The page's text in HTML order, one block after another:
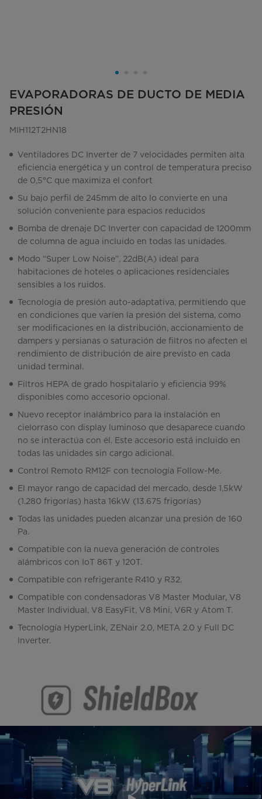
EVAPORADORAS DE DUCTO DE MEDIA
PRESIÓN
MIH112T2HN18
Ventiladores DC Inverter de 7 velocidades permiten alta
eficiencia energética y un control de temperatura preciso
de 0,5°C que maximiza el confort
Su bajo perfil de 245mm de alto lo convierte en una
solución conveniente para espacios reducidos
Bomba de drenaje DC Inverter con capacidad de 1200mm
de columna de agua incluido en todas las unidades.
Modo “Super Low Noise”, 22dB(A) ideal para
habitaciones de hoteles o aplicaciones residenciales
sensibles a los ruidos.
Tecnología de presión auto-adaptativa, permitiendo que
en condiciones que varíen la presión del sistema, como
ser modificaciones en la distribución, accionamiento de
dampers y persianas o saturación de filtros no afecten el
rendimiento de distribución de aire previsto en cada
unidad terminal.
Filtros HEPA de grado hospitalario y eficiencia 99%
disponibles como accesorio opcional.
Nuevo receptor inalámbrico para la instalación en
cielorraso con display luminoso que desaparece cuando
no se interactúa con él. Este accesorio está incluido en
todas las unidades sin cargo adicional.
Control Remoto RM12F con tecnología Follow-Me.
El mayor rango de capacidad del mercado, desde 1,5kW
(1.280 frigorías) hasta 16kW (13.675 frigorías)
Todas las unidades pueden alcanzar una presión de 160
Pa.
Compatible con la nueva generación de controles
alámbricos con IoT 86T y 120T.
Compatible con refrigerante R410 y R32.
Compatible con condensadoras V8 Master Modular, V8
Master Individual, V8 EasyFit, V8 Mini, V6R y Atom T.
Tecnología HyperLink, ZENair 2.0, META 2.0 y Full DC
Inverter.